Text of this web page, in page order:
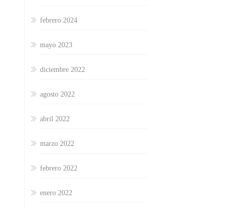
febrero 2024
mayo 2023
diciembre 2022
agosto 2022
abril 2022
marzo 2022
febrero 2022
enero 2022